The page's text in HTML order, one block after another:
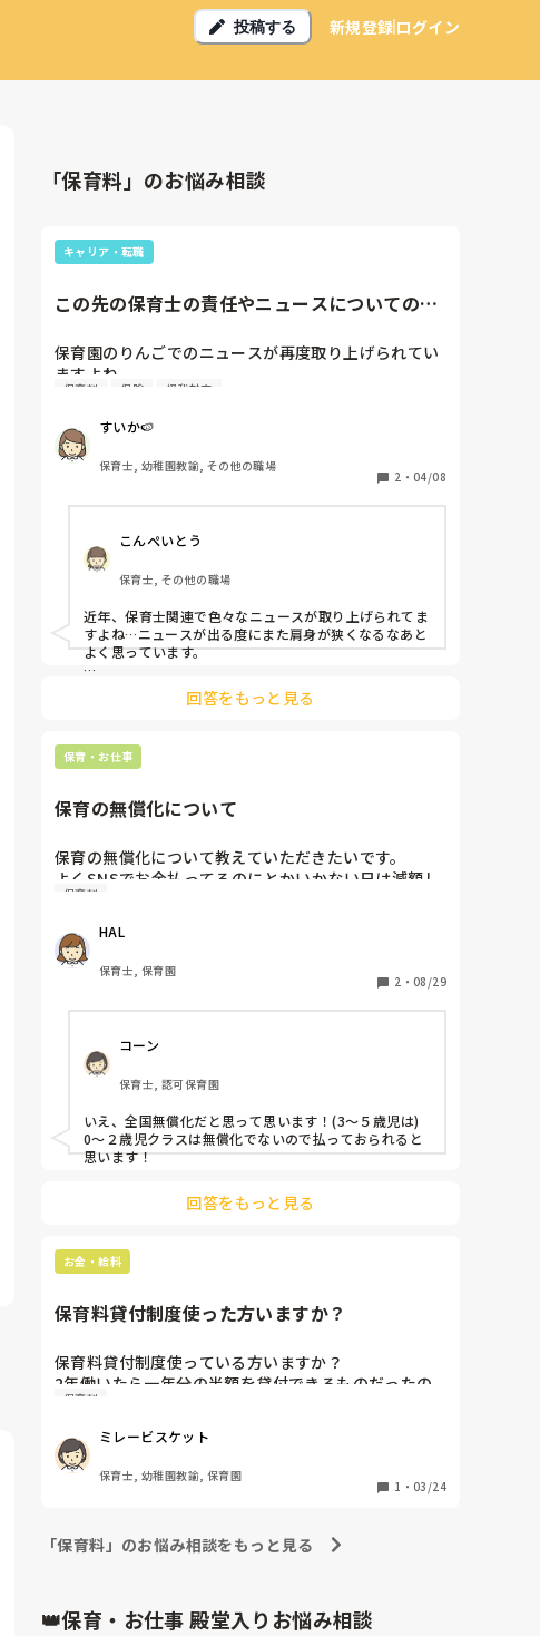
投稿する 新規登録ログイン
「保育料」のお悩み相談
キャリア・転職
この先の保育士の責任やニュースについての不
保育園のりんごでのニュースが再度取り上げられてい
ますよね。
半年〜の入園＋定員も3人までとなっていました。
保育園だと生後50日前後で定員も10人前後近くの所も
多いですよね。
びに対してヒヤリハットがありました。
給与も上がらない中、責任だけがどんどん増えていく
仕事。医者等のように賠償保険に加入出来るわけでも
ない。
個人で入れる賠償保険に入ろうかなーとも思います
が、皆さんは0歳児クラス若しくは1歳児でも咀嚼が怪
しい子等のクラスを持った時、補助に入る時等気を付
また、国をすぐに変えることは難しいですが、国が大
学の補助金や保育料無償化に力を入れるのではなく、
お子さんが3歳の誕生日を迎えるまで自宅保育が出来
ばいけないのではと思うのはいかがでしょうか。
と言えばそれまでですが、明日は我が身と言えるくら
いニュースになる事も増えていますよね。
転職して再び保育の現場に戻りますが正直怖いです。
保育料 保険 怪我対応
すいか🍉
保育士, 幼稚園教諭, その他の職場
2 ・ 04/08
こんぺいとう
保育士, その他の職場
近年、保育士関連で色々なニュースが取り上げられてま
すよね…ニュースが出る度にまた肩身が狭くなるなあと
よく思っています。
咀嚼が怪しい子に関しては、担任で共有しながら給食の
先生に刻みでお願いしますなどとお願いしていました。
口に入れる量や大きさに注意を払っていました。
回答をもっと見る
保育・お仕事
保育の無償化について
保育の無償化について教えていただきたいです。
よくSNSでお金払ってるのにとかいかない日は減額し
て欲しいとありますが、うちの園では幼児は保育料を
これはうちの近くの地域のみでしょうか？
保育料
HAL
保育士, 保育園
2 ・ 08/29
コーン
保育士, 認可保育園
いえ、全国無償化だと思って思います！(3〜５歳児は)
0〜２歳児クラスは無償化でないので払っておられると
思います！
回答をもっと見る
お金・給料
保育料貸付制度使った方いますか？
保育料貸付制度使っている方いますか？
2年働いたら一年分の半額を貸付できるものだったの
です。働き始めたときは2年も同じ市で続ける気なか
うかなと思っています。
今申請すれば5ヶ月か６ヶ月分の半額しかもらえませ
ん。そして手続きがかなり大変です。あと、10月復帰
2年働いても、本来もらえる予定だった半分なので迷
保育料
ミレービスケット
保育士, 幼稚園教諭, 保育園
1 ・ 03/24
「保育料」のお悩み相談をもっと見る
👑保育・お仕事 殿堂入りお悩み相談